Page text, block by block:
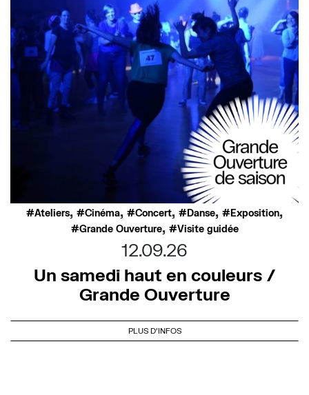
Ateliers, Cinéma, Concert, Danse, Exposition,
Grande Ouverture, Visite guidée
12.09.26
Un samedi haut en couleurs /
Grande Ouverture
PLUS D'INFOS